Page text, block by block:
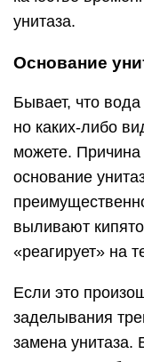
унитаза.
Основание
Бывает, что вода
но каких-либо
можете. Причина
основание
выливают
«реагирует» на
Если это
заделывания
замена